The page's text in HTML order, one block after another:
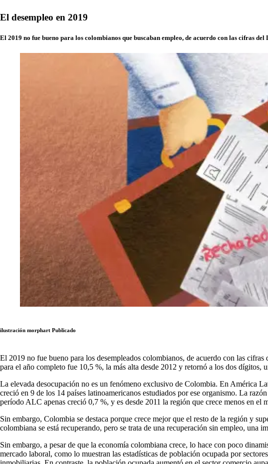
El desempleo en 2019
El 2019 no fue bueno para los colombianos que buscaban empleo, de acuerdo con las cifras
ilustración morphart Publicado
El 2019 no fue bueno para los desempleados colombianos, de acuerdo con las
para el año completo fue 10,5 %, la más alta desde 2012 y retornó a los dos
La elevada desocupación no es un fenómeno exclusivo de Colombia. En América
creció en 9 de los 14 países latinoamericanos estudiados por ese organismo. La
período ALC apenas creció 0,7 %, y es desde 2011 la región que crece menos en el
Sin embargo, Colombia se destaca porque crece mejor que el resto de la región y
colombiana se está recuperando, pero se trata de una recuperación sin empleo, una
Sin embargo, a pesar de que la economía colombiana crece, lo hace con poco
mercado laboral, como lo muestran las estadísticas de población ocupada por